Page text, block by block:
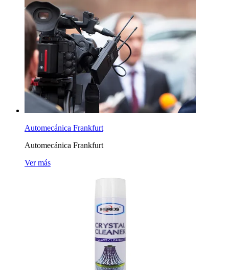
Automecánica Frankfurt
Automecánica Frankfurt
Ver más